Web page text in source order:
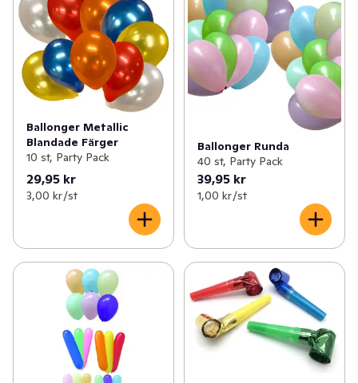
Ballonger Metallic
Blandade Färger
10 st, Party Pack
29,95 kr
3,00 kr /st
Ballonger Runda
40 st, Party Pack
39,95 kr
1,00 kr /st